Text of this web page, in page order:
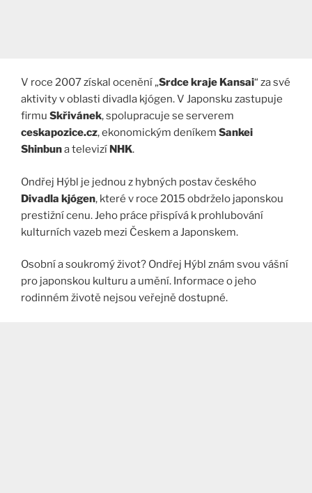
V roce 2007 získal ocenění „Srdce kraje Kansai“ za své
aktivity v oblasti divadla kjógen. V Japonsku zastupuje
firmu Skřivánek, spolupracuje se serverem
ceskapozice.cz, ekonomickým deníkem Sankei
Shinbuna televizí NHK.
Ondřej Hýbl je jednou z hybných postav českého
Divadla kjógen, které v roce 2015 obdrželo japonskou
prestižní cenu. Jeho práce přispívá k prohlubování
kulturních vazeb mezi Českem a Japonskem.
Osobní a soukromý život? Ondřej Hýbl znám svou vášní
pro japonskou kulturu a umění. Informace o jeho
rodinném životě nejsou veřejně dostupné.